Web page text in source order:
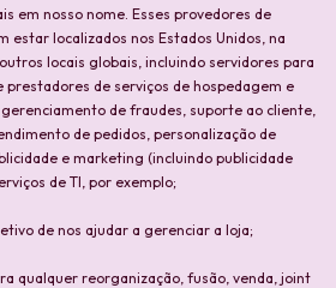
em nosso nome. Esses provedores de
estar localizados nos Estados Unidos, na
locais globais, incluindo servidores para
prestadores de serviços de hospedagem e
de fraudes, suporte ao cliente,
de pedidos, personalização de
e marketing (incluindo publicidade
de TI, por exemplo;
de nos ajudar a gerenciar a loja;
qualquer reorganização, fusão, venda, joint